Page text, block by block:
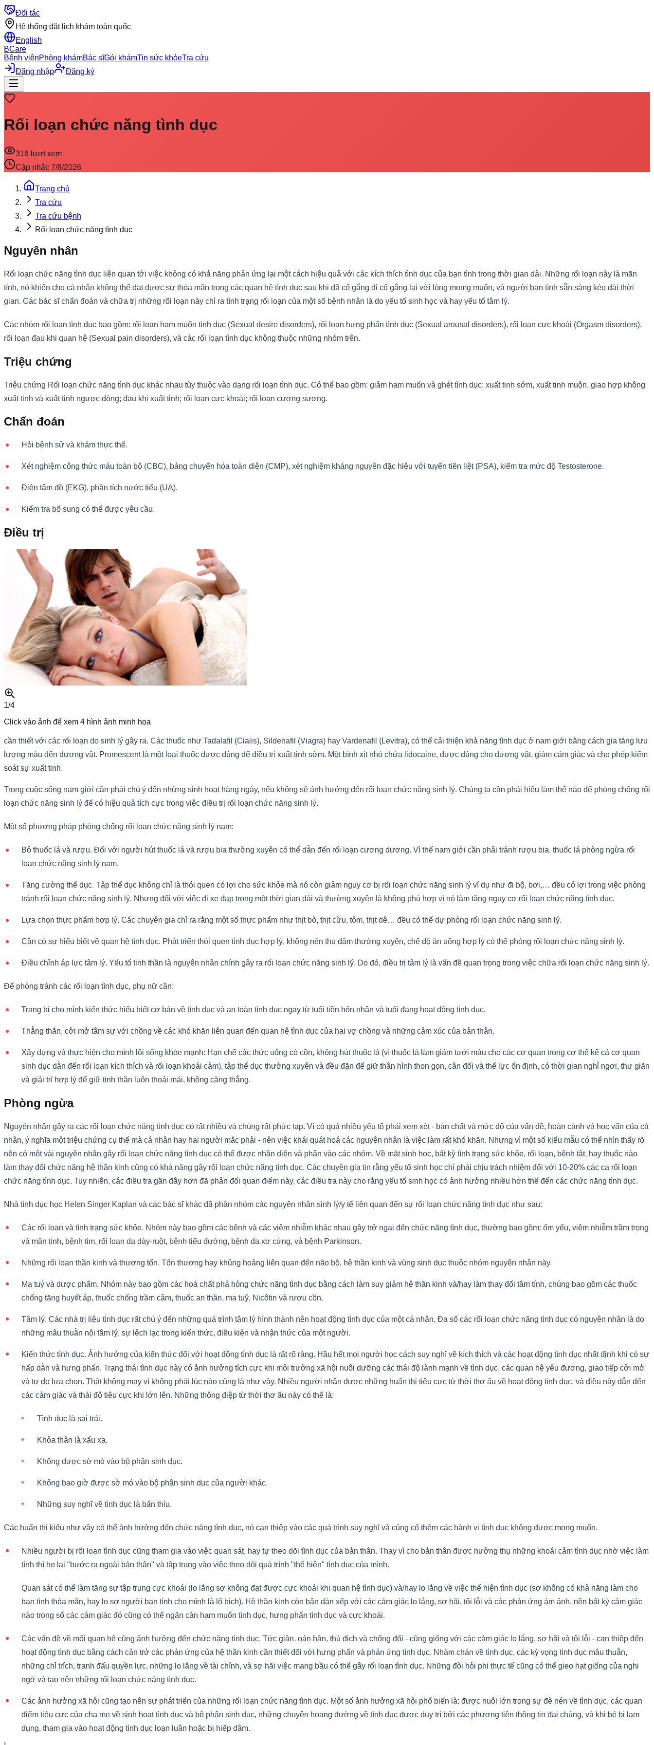
Đối tác
Hệ thống đặt lịch khám toàn quốc
English
BCare
Bệnh việnPhòng khámBác sĩGói khámTin sức khỏeTra cứu
Đăng nhập
Đăng ký
Rối loạn chức năng tình dục
316 lượt xem
Cập nhật: 7/8/2026
Trang chủ
Tra cứu
Tra cứu bệnh
Rối loạn chức năng tình dục
Nguyên nhân
Rối loạn chức năng tình dục liên quan tới việc không có khả năng phản ứng lại một cách hiệu quả với các kích thích tình dục của bạn tình trong thời gian dài. Những rối loạn này là mãn
tính, nó khiến cho cá nhân không thể đạt được sự thỏa mãn trong các quan hệ tình dục sau khi đã cố gắng đi cố gắng lại với lòng momg muốn, và người bạn tình sẵn sàng kéo dài thời
gian. Các bác sĩ chẩn đoán và chữa trị những rối loạn này chỉ ra tình trạng rối loạn của một số bệnh nhân là do yếu tố sinh học và hay yếu tố tâm lý.
Các nhóm rối loạn tình dục bao gồm: rối loạn ham muốn tình dục (Sexual desire disorders), rối loạn hưng phấn tình dục (Sexual arousal disorders), rối loạn cực khoái (Orgasm disorders),
rối loạn đau khi quan hệ (Sexual pain disorders), và các rối loạn tình dục không thuộc những nhóm trên.
Triệu chứng
Triệu chứng Rối loạn chức năng tình dục khác nhau tùy thuộc vào dạng rối loạn tình dục. Có thể bao gồm: giảm ham muốn và ghét tình dục; xuất tinh sớm, xuất tinh muộn, giao hợp không
xuất tinh và xuất tinh ngược dòng; đau khi xuất tinh; rối loạn cực khoái; rối loạn cương sương.
Chẩn đoán
Hỏi bệnh sử và khám thực thể.
Xét nghiệm công thức máu toàn bộ (CBC), bảng chuyển hóa toàn diện (CMP), xét nghiệm kháng nguyên đặc hiệu với tuyến tiền liệt (PSA), kiểm tra mức độ Testosterone.
Điện tâm đồ (EKG), phân tích nước tiểu (UA).
Kiểm tra bổ sung có thể được yêu cầu.
Điều trị
1/4
Click vào ảnh để xem 4 hình ảnh minh họa
cần thiết với các rối loạn do sinh lý gây ra. Các thuốc như Tadalafil (Cialis), Sildenafil (Viagra) hay Vardenafil (Levitra), có thể cải thiện khả năng tình dục ở nam giới bằng cách gia tăng lưu
lượng máu đến dương vật. Promescent là một loại thuốc được dùng để điều trị xuất tinh sớm. Một bình xịt nhỏ chứa lidocaine, được dùng cho dương vật, giảm cảm giác và cho phép kiểm
soát sự xuất tinh.
Trong cuộc sống nam giới cần phải chú ý đến những sinh hoạt hàng ngày, nếu không sẽ ảnh hưởng đến rối loạn chức năng sinh lý. Chúng ta cần phải hiểu làm thế nào để phòng chống rối
loạn chức năng sinh lý để có hiệu quả tích cực trong việc điều trị rối loạn chức năng sinh lý.
Một số phương pháp phòng chống rối loạn chức năng sinh lý nam:
Bỏ thuốc lá và rượu. Đối với người hút thuốc lá và rượu bia thường xuyên có thể dẫn đến rối loạn cương dương. Vì thế nam giới cần phải tránh rượu bia, thuốc lá phòng ngừa rối
loạn chức năng sinh lý nam.
Tăng cường thể dục. Tập thể dục không chỉ là thói quen có lợi cho sức khỏe mà nó còn giảm nguy cơ bị rối loạn chức năng sinh lý ví dụ như đi bộ, bơi,… đều có lợi trong việc phòng
tránh rối loạn chức năng sinh lý. Nhưng đối với việc đi xe đạp trong một thời gian dài và thường xuyên là không phù hợp vì nó làm tăng nguy cơ rối loạn chức năng tình dục.
Lựa chọn thực phẩm hợp lý. Các chuyên gia chỉ ra rằng một số thực phẩm như thịt bò, thịt cừu, tôm, thịt dê… đều có thể dự phòng rối loạn chức năng sinh lý.
Cần có sự hiểu biết về quan hệ tình dục. Phát triển thói quen tình dục hợp lý, không nên thủ dâm thường xuyên, chế độ ăn uống hợp lý có thể phòng rối loạn chức năng sinh lý.
Điều chỉnh áp lực tâm lý. Yếu tố tinh thần là nguyên nhân chính gây ra rối loạn chức năng sinh lý. Do đó, điều trị tâm lý là vấn đề quan trọng trong việc chữa rối loạn chức năng sinh lý.
Để phòng tránh các rối loạn tình dục, phụ nữ cần:
Trang bị cho mình kiến thức hiểu biết cơ bản về tình dục và an toàn tình dục ngay từ tuổi tiền hôn nhân và tuổi đang hoạt động tình dục.
Thẳng thắn, cởi mở tâm sự với chồng về các khó khăn liên quan đến quan hệ tình dục của hai vợ chồng và những cảm xúc của bản thân.
Xây dựng và thực hiện cho mình lối sống khỏe mạnh: Hạn chế các thức uống có cồn, không hút thuốc lá (vì thuốc lá làm giảm tưới máu cho các cơ quan trong cơ thể kể cả cơ quan
sinh dục dẫn đến rối loạn kích thích và rối loạn khoái cảm), tập thể dục thường xuyên và đều đặn để giữ thân hình thon gọn, cân đối và thể lực ổn định, có thời gian nghỉ ngơi, thư giãn
và giải trí hợp lý để giữ tinh thần luôn thoải mái, không căng thẳng.
Phòng ngừa
Nguyên nhân gây ra các rối loạn chức năng tình dục có rất nhiều và chúng rất phức tạp. Vì có quá nhiều yếu tố phải xem xét - bản chất và mức độ của vấn đề, hoàn cảnh và học vấn của cá
nhân, ý nghĩa một triệu chứng cụ thể mà cá nhân hay hai người mắc phải - nên việc khái quát hoá các nguyên nhân là việc làm rất khó khăn. Nhưng vì một số kiểu mẫu có thể nhìn thấy rõ
nên có một vài nguyên nhân gây rối loạn chức năng tình dục có thể được nhận diện và phân vào các nhóm. Về mặt sinh học, bất kỳ tình trạng sức khỏe, rối loạn, bệnh tật, hay thuốc nào
làm thay đổi chức năng hệ thần kinh cũng có khả năng gây rối loạn chức năng tình dục. Các chuyên gia tin rằng yếu tố sinh học chỉ phải chịu trách nhiệm đối với 10-20% các ca rối loạn
chức năng tình dục. Tuy nhiên, các điều tra gần đây hơn đã phản đối quan điểm này, các điều tra này cho rằng yếu tố sinh học có ảnh hưởng nhiều hơn thế đến các chức năng tình dục.
Nhà tình dục học Helen Singer Kaplan và các bác sĩ khác đã phân nhóm các nguyên nhân sinh lý/y tế liên quan đến sự rối loạn chức năng tình dục như sau:
Các rối loạn và tình trạng sức khỏe. Nhóm này bao gồm các bệnh và các viêm nhiễm khác nhau gây trở ngại đến chức năng tình dục, thường bao gồm: ốm yếu, viêm nhiễm trầm trọng
và mãn tính, bệnh tim, rối loạn dạ dày-ruột, bệnh tiểu đường, bệnh đa xơ cứng, và bệnh Parkinson.
Những rối loạn thần kinh và thương tổn. Tổn thương hay khủng hoảng liên quan đến não bộ, hệ thần kinh và vùng sinh dục thuộc nhóm nguyên nhân này.
Ma tuý và dược phẩm. Nhóm này bao gồm các hoá chất phá hỏng chức năng tình dục bằng cách làm suy giảm hệ thần kinh và/hay làm thay đổi tâm tính, chúng bao gồm các thuốc
chống tăng huyết áp, thuốc chống trầm cảm, thuốc an thần, ma tuý, Nicôtin và rượu cồn.
Tâm lý. Các nhà trị liệu tình dục rất chú ý đến những quá trình tâm lý hình thành nên hoạt động tình dục của một cá nhân. Đa số các rối loạn chức năng tình dục có nguyên nhân là do
những mâu thuẫn nội tâm lý, sự lệch lạc trong kiến thức, điều kiện và nhận thức của một người.
Kiến thức tình dục. Ảnh hưởng của kiến thức đối với hoạt động tình dục là rất rõ ràng. Hầu hết mọi người học cách suy nghĩ về kích thích và các hoạt động tình dục nhất định khi có sự
hấp dẫn và hưng phấn. Trạng thái tình dục này có ảnh hưởng tích cực khi môi trường xã hội nuôi dưỡng các thái độ lành mạnh về tình dục, các quan hệ yêu đương, giao tiếp cởi mở
và tự do lựa chọn. Thật không may vì không phải lúc nào cũng là như vậy. Nhiều người nhận được những huấn thị tiêu cực từ thời thơ ấu về hoạt động tình dục, và điều này dẫn đến
các cảm giác và thái độ tiêu cực khi lớn lên. Những thông điệp từ thời thơ ấu này có thể là:
Tình dục là sai trái.
Khỏa thân là xấu xa.
Không được sờ mó vào bộ phận sinh dục.
Không bao giờ được sờ mó vào bộ phận sinh dục của người khác.
Những suy nghĩ về tình dục là bẩn thỉu.
Các huấn thị kiểu như vậy có thể ảnh hưởng đến chức năng tình dục, nó can thiệp vào các quá trình suy nghĩ và củng cố thêm các hành vi tình dục không được mong muốn.
Nhiều người bị rối loạn tình dục cũng tham gia vào việc quan sát, hay tự theo dõi tình dục của bản thân. Thay vì cho bản thân được hưởng thụ những khoái cảm tình dục nhờ việc làm
tình thì họ lại "bước ra ngoài bản thân" và tập trung vào việc theo dõi quá trình "thể hiện" tình dục của mình.
Quan sát có thể làm tăng sự tập trung cực khoái (lo lắng sợ không đạt được cực khoái khi quan hệ tình dục) và/hay lo lắng về việc thể hiện tình dục (sợ không có khả năng làm cho
bạn tình thỏa mãn, hay lo sợ người bạn tình cho mình là lố bịch). Hệ thần kinh còn bận dàn xếp với các cảm giác lo lắng, sợ hãi, tội lỗi và các phản ứng ám ảnh, nên bất kỳ cảm giác
nào trong số các cảm giác đó cũng có thể ngăn cản ham muốn tình dục, hưng phấn tình dục và cực khoái.
Các vấn đề về mối quan hệ cũng ảnh hưởng đến chức năng tình dục. Tức giận, oán hận, thù địch và chống đối - cũng giống với các cảm giác lo lắng, sợ hãi và tội lỗi - can thiệp đến
hoạt động tình dục bằng cách cản trở các phản ứng của hệ thần kinh cần thiết đối với hưng phấn và phản ứng tình dục. Nhàm chán về tình dục, các kỳ vọng tình dục mâu thuẫn,
những chỉ trích, tranh đấu quyền lực, những lo lắng về tài chính, và sợ hãi việc mang bầu có thể gây rối loạn tình dục. Những đòi hỏi phi thực tế cũng có thể gieo hạt giống của nghi
ngờ và tạo nên những rối loạn chức năng tình dục.
Các ảnh hưởng xã hội cũng tạo nên sự phát triển của những rối loạn chức năng tình dục. Một số ảnh hưởng xã hội phổ biến là: được nuôi lớn trong sự đè nén về tình dục, các quan
điểm tiêu cực của cha mẹ về sinh hoạt tình dục và bộ phận sinh dục, những chuyện hoang đường về tình dục được duy trì bởi các phương tiện thông tin đại chúng, và khi bé bị lạm
dụng, tham gia vào hoạt động tình dục loạn luân hoặc bị hiếp dâm.